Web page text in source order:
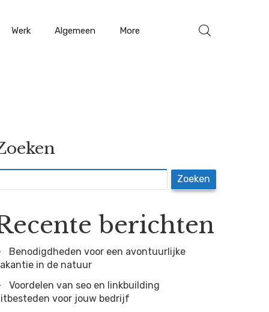
Werk Algemeen More
Zoeken
berichten
Benodigdheden voor een avontuurlijke
in de natuur
Voordelen van seo en linkbuilding
voor jouw bedrijf